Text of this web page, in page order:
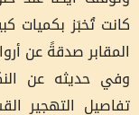
كانت تُخبَز بكميات
المقابر صدقةً عن
وفي حديثه عن
تفاصيل التهجير